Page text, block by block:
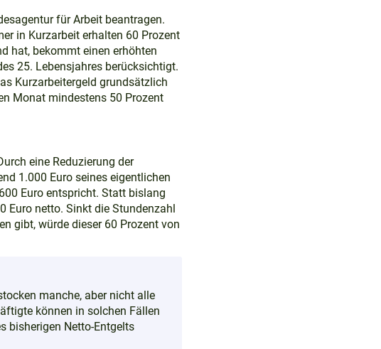
für Arbeit beantragen.
in Kurzarbeit erhalten 60 Prozent
hat, bekommt einen erhöhten
25. Lebensjahres berücksichtigt.
Kurzarbeitergeld grundsätzlich
Monat mindestens 50 Prozent
eine Reduzierung der
1.000 Euro seines eigentlichen
Euro entspricht. Statt bislang
Euro netto. Sinkt die Stundenzahl
gibt, würde dieser 60 Prozent von
manche, aber nicht alle
können in solchen Fällen
bisherigen Netto-Entgelts